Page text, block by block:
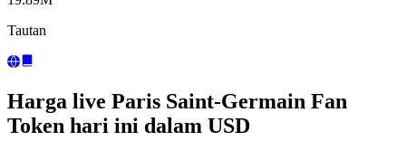
Tautan
Harga live Paris Saint-Germain Fan
Token hari ini dalam USD